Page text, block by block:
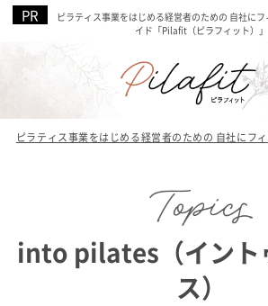
ピラティス事業をはじめる経営者のための 自社に
イド「Pilafit（ピラフィット）」
ピラティス事業をはじめる経営者のための 自社に
into pilates（イント
ス）